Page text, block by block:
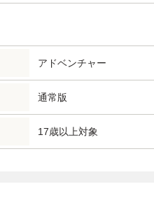
アドベンチャー
通常版
17歳以上対象